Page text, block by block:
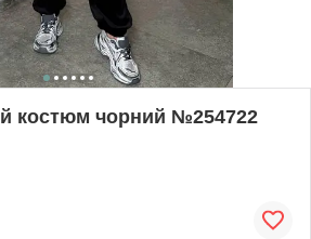
костюм чорний №254722